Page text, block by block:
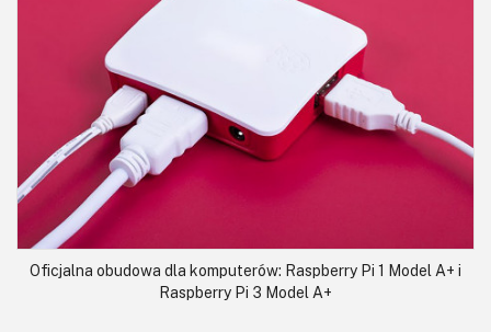
Oficjalna obudowa dla komputerów: Raspberry Pi 1 Model A+ i
Raspberry Pi 3 Model A+